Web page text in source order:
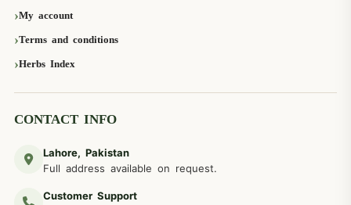
My account
Terms and conditions
Herbs Index
CONTACT INFO
Lahore, Pakistan
Full address available on request.
Customer Support